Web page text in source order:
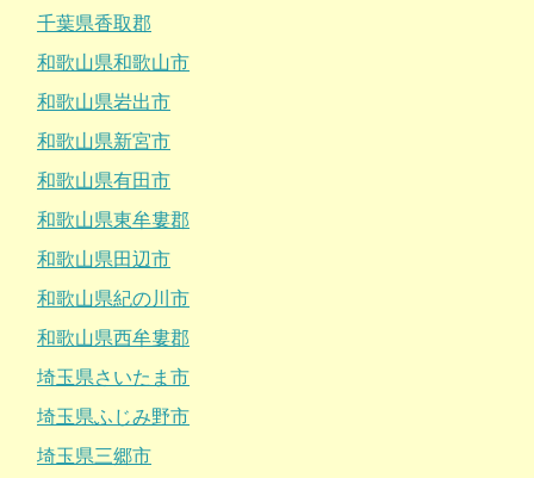
千葉県香取郡
和歌山県和歌山市
和歌山県岩出市
和歌山県新宮市
和歌山県有田市
和歌山県東牟婁郡
和歌山県田辺市
和歌山県紀の川市
和歌山県西牟婁郡
埼玉県さいたま市
埼玉県ふじみ野市
埼玉県三郷市